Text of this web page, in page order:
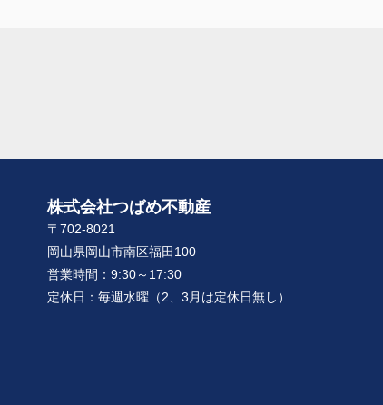
株式会社つばめ不動産
〒702-8021
岡山県岡山市南区福田100
営業時間： 9:30～17:30
定休日： 毎週水曜（2、3月は定休日無し）